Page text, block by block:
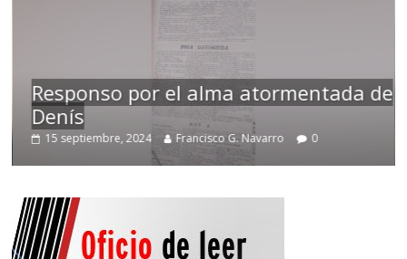
por el alma atormentada de
2024 Francisco G. Navarro 0